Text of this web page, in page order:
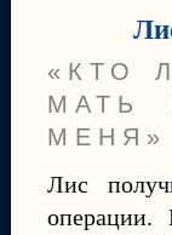
«КТО
МАТЬ
МЕНЯ»
Лис
операции.